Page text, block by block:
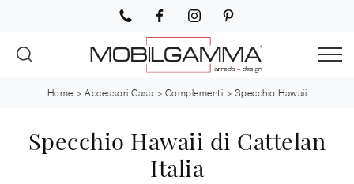
Home >Accessori Casa > Complementi > Specchio Hawaii
Specchio Hawaii di Cattelan
Italia